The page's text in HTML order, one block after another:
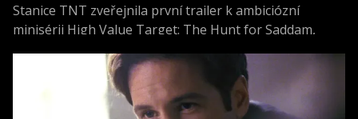
Stanice TNT zveřejnila první trailer k ambiciózní
minisérii High Value Target: The Hunt for Saddam,
novodobých dějin.